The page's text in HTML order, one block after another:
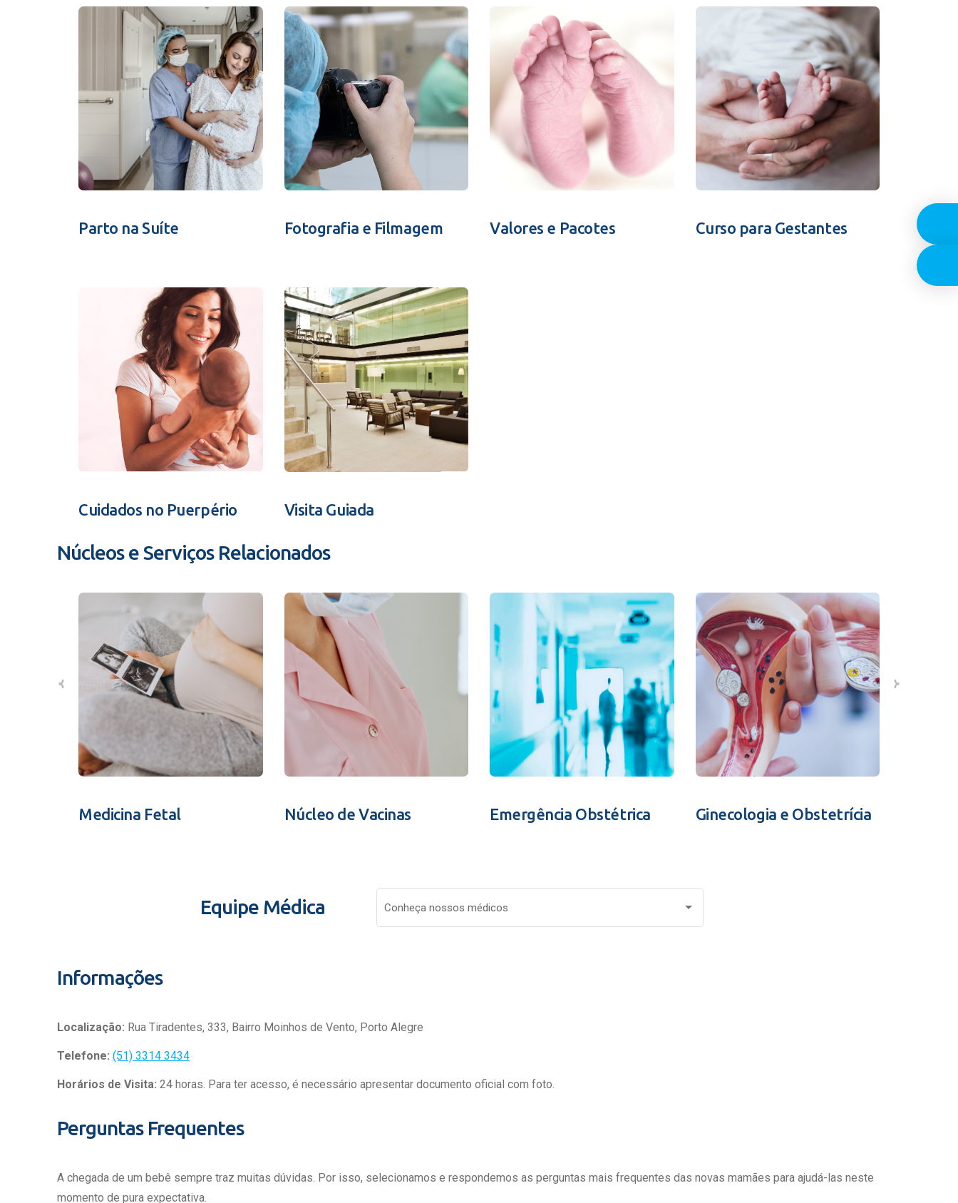
Parto na Suíte Fotografia e Filmagem Valores e Pacotes Curso para Gestantes
Cuidados no Puerpério Visita Guiada
Núcleos e Serviços Relacionados
Medicina Fetal Núcleo de Vacinas Emergência Obstétrica Ginecologia e Obstetrícia
Equipe Médica Conheça nossos médicos
Informações
Localização: Rua Tiradentes, 333, Bairro Moinhos de Vento, Porto Alegre
Telefone: (51) 3314 3434
Horários de Visita: 24 horas. Para ter acesso, é necessário apresentar documento oficial com foto.
Perguntas Frequentes
A chegada de um bebê sempre traz muitas dúvidas. Por isso, selecionamos e respondemos as perguntas mais frequentes das novas mamães para ajudá-las neste
momento de pura expectativa.